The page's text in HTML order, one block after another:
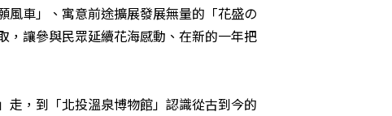
風車」、寓意前途擴展發展無量的「花盛の
，讓參與民眾延續花海感動、在新的一年把
，到「北投溫泉博物館」認識從古到今的